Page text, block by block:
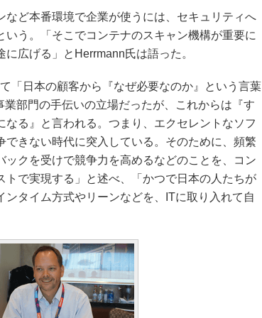
ど本番環境で企業が使うには、セキュリティへ
う。「そこでコンテナのスキャン機構が重要に
広げる」とHerrmann氏は語った。
日本の顧客から『なぜ必要なのか』という言葉
部門の手伝いの立場だったが、これからは『す
る』と言われる。つまり、エクセレントなソフ
できない時代に突入している。そのために、頻繁
ックを受けで競争力を高めるなどのことを、コン
トで実現する」と述べ、「かつで日本の人たちが
タイム方式やリーンなどを、ITに取り入れて自